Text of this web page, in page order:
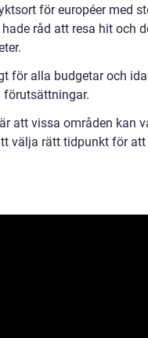
för européer med
råd att resa hit och
för alla budgetar och
förutsättningar.
att vissa områden kan
välja rätt tidpunkt för att